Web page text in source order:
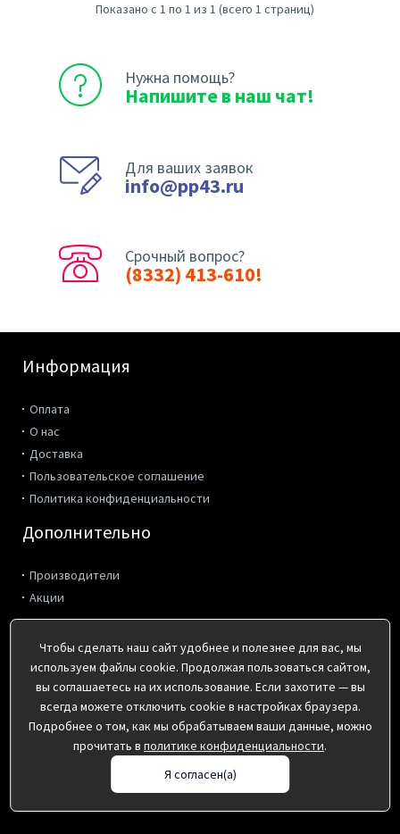
Показано с 1 по 1 из 1 (всего 1 страниц)
Нужна помощь?
Напишите в наш чат!
Для ваших заявок
info@pp43.ru
Срочный вопрос?
(8332) 413-610!
Информация
Оплата
О нас
Доставка
Пользовательское соглашение
Политика конфиденциальности
Дополнительно
Производители
Акции
г. Киров, ул. Коммунальная 2
пн-пт с 8:00 до 17:00
(8332) 41-36-10, 495-162, 495-172
info@pp43.ru
Чтобы сделать наш сайт удобнее и полезнее для вас, мы
используем файлы cookie. Продолжая пользоваться сайтом,
вы соглашаетесь на их использование. Если захотите — вы
всегда можете отключить cookie в настройках браузера.
Подробнее о том, как мы обрабатываем ваши данные, можно
прочитать в политике конфиденциальности.
Я согласен(а)